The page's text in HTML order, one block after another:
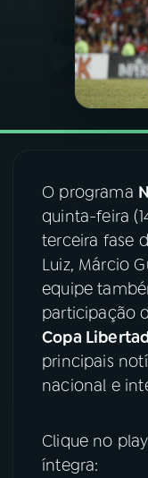
PODCASTS
08 FESTIVAL
ACOMPANHE A
YouTube
Instagram
TikTok
O programa
quinta-feira
terceira fase
Luiz, Márcio
equipe
participação
Copa
principais
nacional e
Clique no
íntegra: